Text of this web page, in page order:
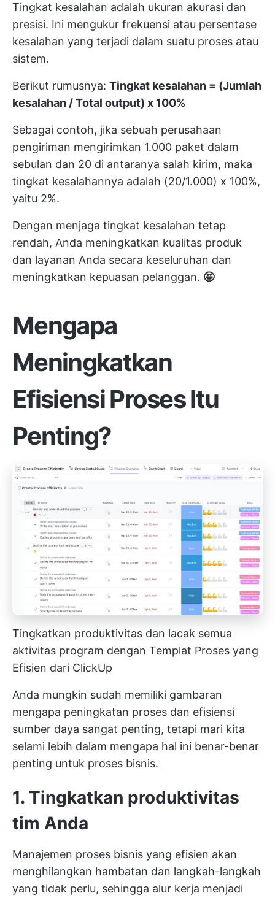
Tingkat kesalahan adalah ukuran akurasi dan
presisi. Ini mengukur frekuensi atau persentase
kesalahan yang terjadi dalam suatu proses atau
sistem.
Berikut rumusnya: Tingkat kesalahan = (Jumlah
kesalahan / Total output) x 100%
Sebagai contoh, jika sebuah perusahaan
pengiriman mengirimkan 1.000 paket dalam
sebulan dan 20 di antaranya salah kirim, maka
tingkat kesalahannya adalah (20/1.000) x 100%,
yaitu 2%.
Dengan menjaga tingkat kesalahan tetap
rendah, Anda meningkatkan kualitas produk
dan layanan Anda secara keseluruhan dan
meningkatkan kepuasan pelanggan. 🤩
Mengapa
Meningkatkan
Efisiensi Proses Itu
Penting?
Tingkatkan produktivitas dan lacak semua
aktivitas program dengan Templat Proses yang
Efisien dari ClickUp
Anda mungkin sudah memiliki gambaran
mengapa peningkatan proses dan efisiensi
sumber daya sangat penting, tetapi mari kita
selami lebih dalam mengapa hal ini benar-benar
penting untuk proses bisnis.
1. Tingkatkan produktivitas
tim Anda
Manajemen proses bisnis yang efisien akan
menghilangkan hambatan dan langkah-langkah
yang tidak perlu, sehingga alur kerja menjadi